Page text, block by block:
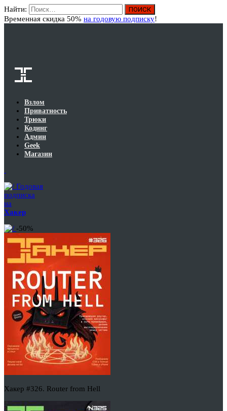
Найти:
Временная скидка 50% на годовую подписку!
Взлом
Приватность
Трюки
Кодинг
Админ
Geek
Магазин
Годовая
подписка
на
Хакер
-50%
Хакер #326. Router from Hell